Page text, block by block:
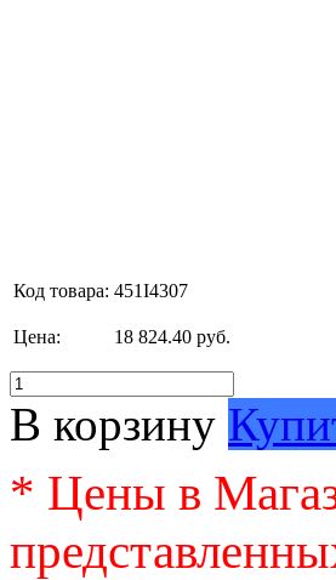
Код товара: 451I4307
Цена: 18 824.40 руб.
В корзину
* Цены в